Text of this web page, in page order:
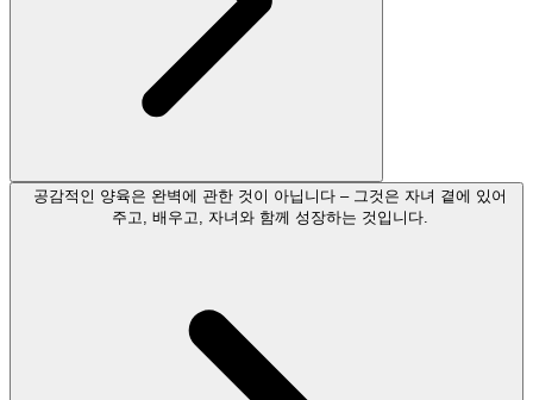
공감적인 양육은 완벽에 관한 것이 아닙니다 – 그것은 자녀 곁에 있어
주고, 배우고, 자녀와 함께 성장하는 것입니다.